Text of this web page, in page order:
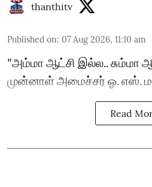
thanthitv
Published on: 07 Aug 2026, 11:10 am
"அம்மா ஆட்சி இல்ல.. சும்மா
முன்னாள் அமைச்சர் ஓ. எஸ்.
Read